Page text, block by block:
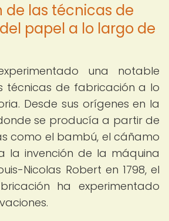
de las técnicas de
papel a lo largo de
una notable
técnicas de fabricación a lo
Desde sus orígenes en la
se producía a partir de
como el bambú, el cáñamo
la invención de la máquina
Nicolas Robert en 1798, el
ha experimentado